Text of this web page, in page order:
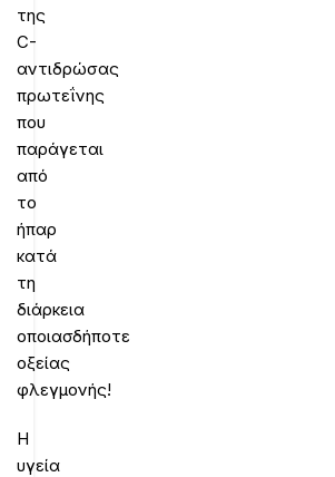
της
C-
αντιδρώσας
πρωτεΐνης
που
παράγεται
από
το
ήπαρ
κατά
τη
διάρκεια
οποιασδήποτε
οξείας
φλεγμονής!
Η
υγεία